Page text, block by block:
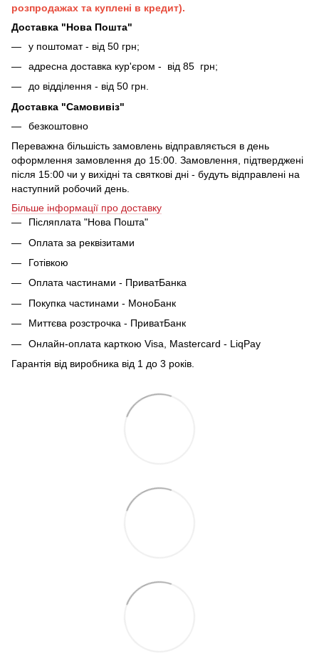
розпродажах та куплені в кредит).
Доставка "Нова Пошта"
у поштомат - від 50 грн;
адресна доставка кур'єром - від 85 грн;
до відділення - від 50 грн.
Доставка "Самовивіз"
безкоштовно
Переважна більшість замовлень відправляється в день
оформлення замовлення до 15:00. Замовлення, підтверджені
після 15:00 чи у вихідні та святкові дні - будуть відправлені на
наступний робочий день.
Більше інформації про доставку
Післяплата "Нова Пошта"
Оплата за реквізитами
Готівкою
Оплата частинами - ПриватБанка
Покупка частинами - МоноБанк
Миттєва розстрочка - ПриватБанк
Онлайн-оплата карткою Visa, Mastercard - LiqPay
Гарантія від виробника від 1 до 3 років.